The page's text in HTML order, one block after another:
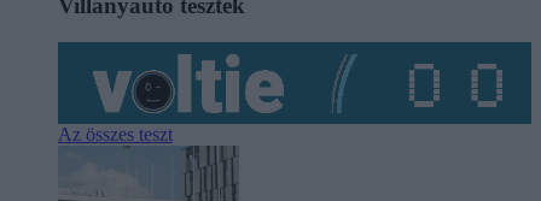
Villanyautó tesztek
Az összes teszt